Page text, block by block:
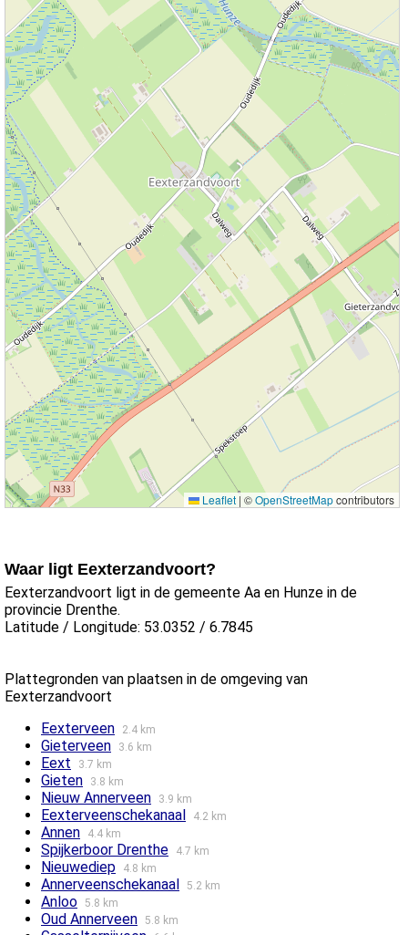
Leaflet | ©OpenStreetMapcontributors
Waar ligt Eexterzandvoort?
Eexterzandvoort ligt in de gemeente Aa en Hunze in de
provincie Drenthe.
Latitude / Longitude: 53.0352 / 6.7845
Plattegronden van plaatsen in de omgeving van
Eexterzandvoort
Eexterveen
2.4 km
Gieterveen 3.6 km
Eext 3.7 km
Gieten 3.8 km
Nieuw Annerveen 3.9 km
Eexterveenschekanaal 4.2 km
Annen 4.4 km
Spijkerboor Drenthe 4.7 km
Nieuwediep 4.8 km
Annerveenschekanaal 5.2 km
Anloo 5.8 km
Oud Annerveen 5.8 km